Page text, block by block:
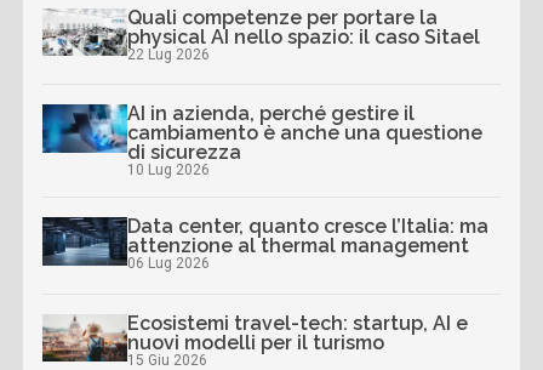
Quali competenze per portare la
physical AI nello spazio: il caso Sitael
22 Lug 2026
AI in azienda, perché gestire il
cambiamento è anche una questione
di sicurezza
10 Lug 2026
Data center, quanto cresce l’Italia: ma
attenzione al thermal management
06 Lug 2026
Ecosistemi travel-tech: startup, AI e
nuovi modelli per il turismo
15 Giu 2026